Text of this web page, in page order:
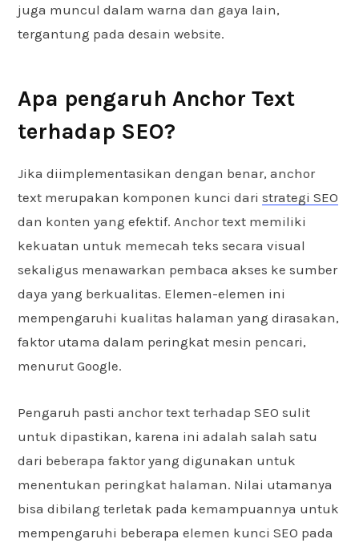
juga muncul dalam warna dan gaya lain,
tergantung pada desain website.
Apa pengaruh Anchor Text
terhadap SEO?
Jika diimplementasikan dengan benar, anchor
text merupakan komponen kunci dari strategi SEO
dan konten yang efektif. Anchor text memiliki
kekuatan untuk memecah teks secara visual
sekaligus menawarkan pembaca akses ke sumber
daya yang berkualitas. Elemen-elemen ini
mempengaruhi kualitas halaman yang dirasakan,
faktor utama dalam peringkat mesin pencari,
menurut Google.
Pengaruh pasti anchor text terhadap SEO sulit
untuk dipastikan, karena ini adalah salah satu
dari beberapa faktor yang digunakan untuk
menentukan peringkat halaman. Nilai utamanya
bisa dibilang terletak pada kemampuannya untuk
mempengaruhi beberapa elemen kunci SEO pada